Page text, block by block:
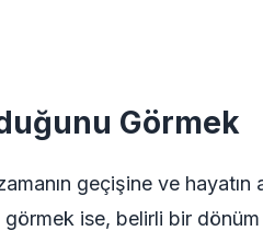
Görmek
geçişine ve hayatın
ise, belirli bir